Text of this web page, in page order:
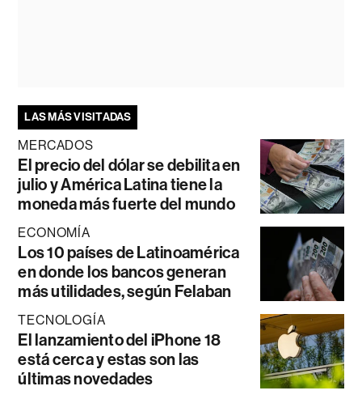
LAS MÁS VISITADAS
MERCADOS
El precio del dólar se debilita en
julio y América Latina tiene la
moneda más fuerte del mundo
ECONOMÍA
Los 10 países de Latinoamérica
en donde los bancos generan
más utilidades, según Felaban
TECNOLOGÍA
El lanzamiento del iPhone 18
está cerca y estas son las
últimas novedades